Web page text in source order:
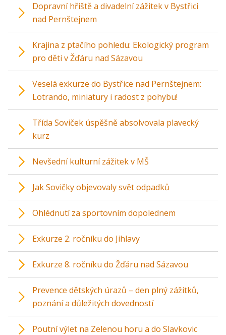
Dopravní hřiště a divadelní zážitek v Bystřici
nad Pernštejnem
Krajina z ptačího pohledu: Ekologický program
pro děti v Žďáru nad Sázavou
Veselá exkurze do Bystřice nad Pernštejnem:
Lotrando, miniatury i radost z pohybu!
Třída Soviček úspěšně absolvovala plavecký
kurz
Nevšední kulturní zážitek v MŠ
Jak Sovičky objevovaly svět odpadků
Ohlédnutí za sportovním dopolednem
Exkurze 2. ročníku do Jihlavy
Exkurze 8. ročníku do Žďáru nad Sázavou
Prevence dětských úrazů – den plný zážitků,
poznání a důležitých dovedností
Poutní výlet na Zelenou horu a do Slavkovic